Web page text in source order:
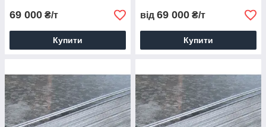
69 000 ₴/т
Купити
від 69 000 ₴/т
Купити